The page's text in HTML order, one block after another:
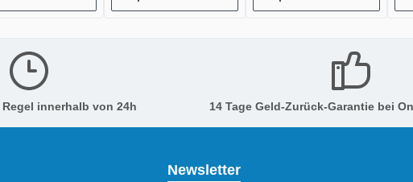
innerhalb von 24h 14 Tage Geld-Zurück-Garantie bei
Newsletter